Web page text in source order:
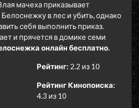
мачеха приказывает
в лес и убить, однако
себя выполнить приказ.
и прячется в домике семи
онлайн бесплатно.
Рейтинг: 2.2 из 10
Рейтинг Кинопоиска:
4.3 из 10